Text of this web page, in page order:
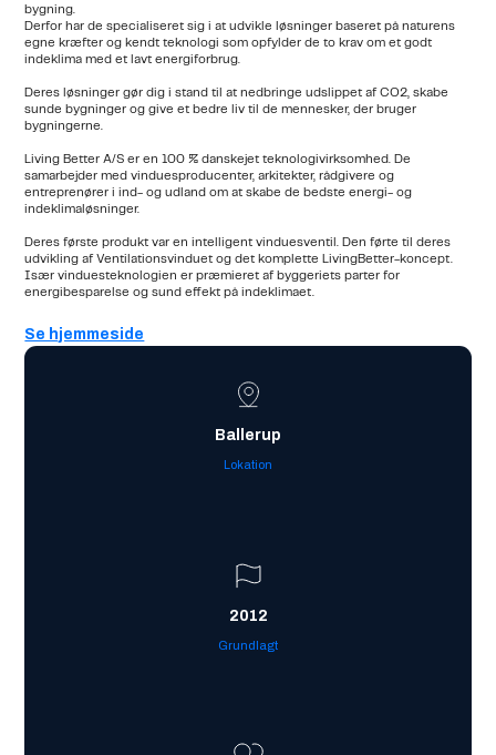
bygning.
Derfor har de specialiseret sig i at udvikle løsninger baseret på naturens
egne kræfter og kendt teknologi som opfylder de to krav om et godt
indeklima med et lavt energiforbrug.
Deres løsninger gør dig i stand til at nedbringe udslippet af CO2, skabe
sunde bygninger og give et bedre liv til de mennesker, der bruger
bygningerne.
Living Better A/S er en 100 % danskejet teknologivirksomhed. De
samarbejder med vinduesproducenter, arkitekter, rådgivere og
entreprenører i ind- og udland om at skabe de bedste energi- og
indeklimaløsninger.
Deres første produkt var en intelligent vinduesventil. Den førte til deres
udvikling af Ventilationsvinduet og det komplette LivingBetter-koncept.
Især vinduesteknologien er præmieret af byggeriets parter for
energibesparelse og sund effekt på indeklimaet.
Se hjemmeside
Ballerup
Lokation
2012
Grundlagt